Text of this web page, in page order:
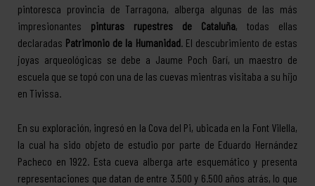
pintoresca provincia de Tarragona, alberga algunas de las más
impresionantes pinturas rupestres de Cataluña, todas ellas
declaradas Patrimonio de la Humanidad. El descubrimiento de estas
joyas arqueológicas se debe a Jaume Poch Garí, un maestro de
escuela que se topó con una de las cuevas mientras visitaba a su hijo
en Tivissa.
En su exploración, ingresó en la Cova del Pi, ubicada en la Font Vilella,
la cual ha sido objeto de estudio por parte de Eduardo Hernández
Pacheco en 1922. Esta cueva alberga arte esquemático y presenta
representaciones que datan de entre 3.500 y 6.500 años atrás, lo que